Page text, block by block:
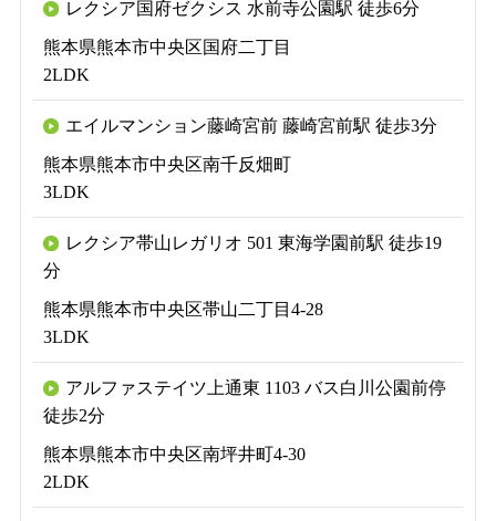
レクシア国府ゼクシス 水前寺公園駅 徒歩6分
熊本県熊本市中央区国府二丁目
2LDK
エイルマンション藤崎宮前 藤崎宮前駅 徒歩3分
熊本県熊本市中央区南千反畑町
3LDK
レクシア帯山レガリオ 501 東海学園前駅 徒歩19
分
熊本県熊本市中央区帯山二丁目4-28
3LDK
アルファステイツ上通東 1103 バス白川公園前停
徒歩2分
熊本県熊本市中央区南坪井町4-30
2LDK